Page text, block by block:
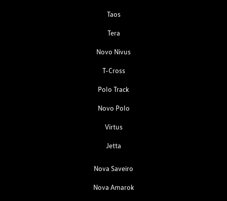
Taos
Tera
Novo Nivus
T-Cross
Polo Track
Novo Polo
Virtus
Jetta
Nova Saveiro
Nova Amarok